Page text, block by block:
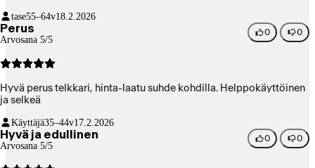
tase55–64v18.2.2026
Perus
Arvosana 5/5
0 0
Hyvä perus telkkari, hinta-laatu suhde kohdilla. Helppokäyttöinen
ja selkeä
Käyttäjä35–44v17.2.2026
Hyvä ja edullinen
Arvosana 5/5
0 0